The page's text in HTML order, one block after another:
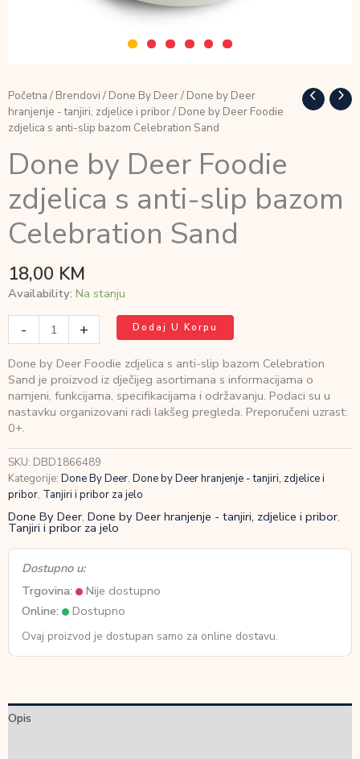
Početna / Brendovi / Done By Deer/ Done by Deer
hranjenje - tanjiri, zdjelice i pribor/ Done by Deer Foodie
zdjelica s anti-slip bazom Celebration Sand
Done by Deer Foodie
zdjelica s anti-slip bazom
Celebration Sand
18,00 KM
Availability: Na stanju
-
Foodie
zdjelica
s
anti-
slip
bazom
Celebration
Sand
količina
+ Dodaj U Korpu
Done by Deer Foodie zdjelica s anti-slip bazom Celebration
Sand je proizvod iz dječijeg asortimana s informacijama o
namjeni, funkcijama, specifikacijama i održavanju. Podaci su u
nastavku organizovani radi lakšeg pregleda. Preporučeni uzrast:
0+.
SKU: DBD1866489
Kategorije: Done By Deer, Done by Deer hranjenje - tanjiri, zdjelice i
pribor, Tanjiri i pribor za jelo
Done By Deer, Done by Deer hranjenje - tanjiri, zdjelice i pribor,
Tanjiri i pribor za jelo
Dostupno u:
Trgovina:
Nije dostupno
Online:
Dostupno
Ovaj proizvod je dostupan samo za online dostavu.
Opis